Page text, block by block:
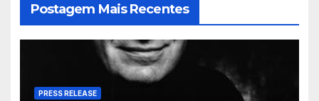
Postagem Mais Recentes
PRESS RELEASE